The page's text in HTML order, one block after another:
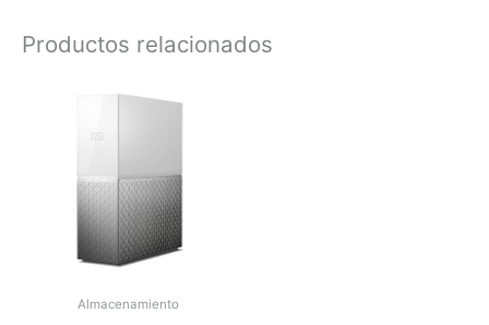
Productos relacionados
Almacenamiento